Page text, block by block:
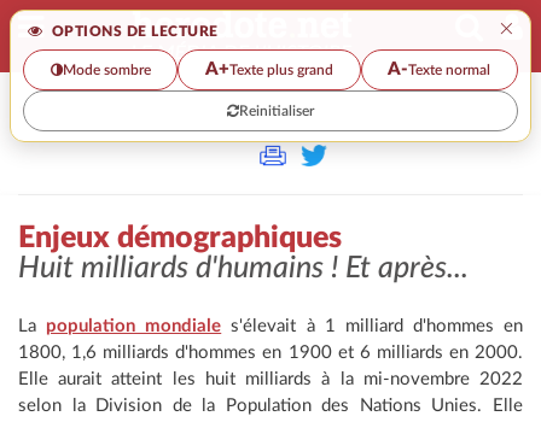
OPTIONS DE LECTURE ×
Mode sombre A+Texte plus grand A-Texte normal
Reinitialiser
>>
Enjeux démographiques
Huit milliards d'humains ! Et après...
La population mondiale s'élevait à 1 milliard d'hommes en
1800, 1,6 milliards d'hommes en 1900 et 6 milliards en 2000.
Elle aurait atteint les huit milliards à la mi-novembre 2022
selon la Division de la Population des Nations Unies. Elle